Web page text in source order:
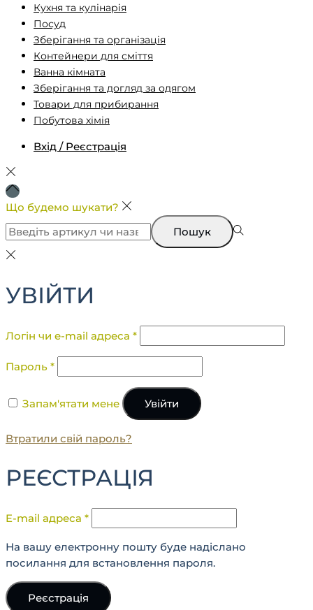
Кухня та кулінарія
Посуд
Зберігання та організація
Контейнери для сміття
Ванна кімната
Зберігання та догляд за одягом
Товари для прибирання
Побутова хімія
Вхід / Реєстрація
Що будемо шукати?
Пошук
УВІЙТИ
Логін чи e-mail адреса *
Пароль *
Запам'ятати мене Увійти
Втратили свій пароль?
РЕЄСТРАЦІЯ
E-mail адреса *
На вашу електронну пошту буде надіслано
посилання для встановлення пароля.
Реєстрація